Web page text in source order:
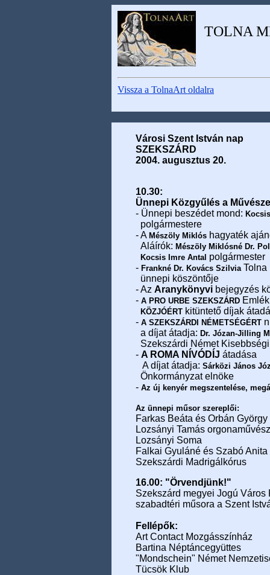
TOLNA
Vissza a TolnaArt oldalra
Városi Szent István nap
SZEKSZÁRD
2004. augusztus 20.
10.30:
Ünnepi Közgyűlés a
- Ünnepi beszédet mond:
polgármestere
- A Mészöly Miklós hagyaték
Aláírók: Mészöly Miklósné Dr.
Kocsis Imre Antal polgármester
- Frankné Dr. Kovács Szilvia Tolna
ünnepi köszöntője
- Az Aranykönyvi bejegyzés
- A PRO URBE SZEKSZÁRD
KÖZJÓÉRT kitüntető díjak
- A SZEKSZÁRDI NÉMETSÉGÉRT
a díjat átadja: Dr. Józan-Jilling
Szekszárdi Német
- A ROMA NÍVÓDÍJ átadása
A díjat átadja: Sárközi János
Önkormányzat elnöke
- Az új kenyér megszentelése,
Az ünnepi műsor szereplői:
Farkas Beáta és Orbán
Lozsányi Tamás orgonaművész
Lozsányi Soma
Falkai Gyuláné és Szabó
Szekszárdi Madrigálkórus
16.00: "Örvendjünk!"
Szekszárd megyei Jogú
szabadtéri műsora a Szent
Fellépők:
Art Contact Mozgásszínház
Bartina Néptáncegyüttes
"Mondschein" Német
Tücsök Klub